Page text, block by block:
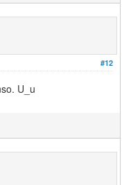
#12
U_u